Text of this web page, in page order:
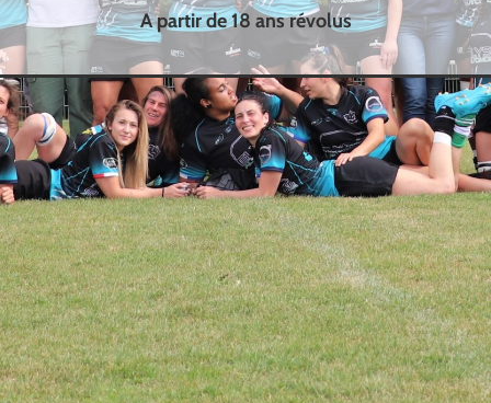
A partir de 18 ans révolus